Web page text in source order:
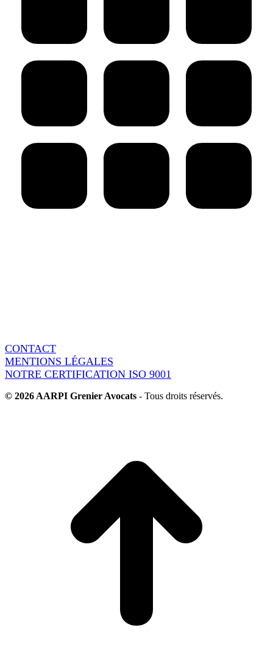
CONTACT
MENTIONS LÉGALES
NOTRE CERTIFICATION ISO 9001
© 2026 AARPI Grenier Avocats - Tous droits réservés.